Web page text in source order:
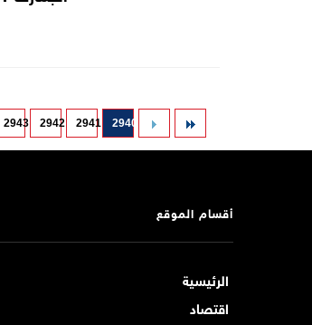
2940
2941
2942
2943
أقسام الموقع
الرئيسية
اقتصاد